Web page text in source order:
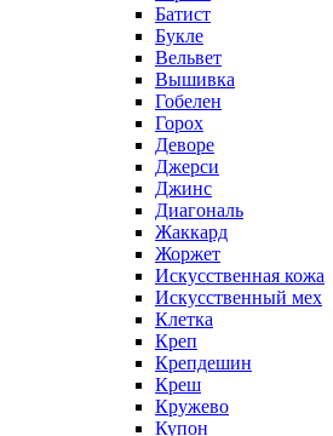
Батист
Букле
Вельвет
Вышивка
Гобелен
Горох
Деворе
Джерси
Джинс
Диагональ
Жаккард
Жоржет
Искусственная кожа
Искусственный мех
Клетка
Креп
Крепдешин
Креш
Кружево
Купон